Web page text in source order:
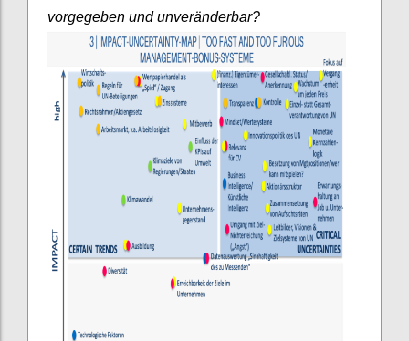
vorgegeben und unveränderbar?